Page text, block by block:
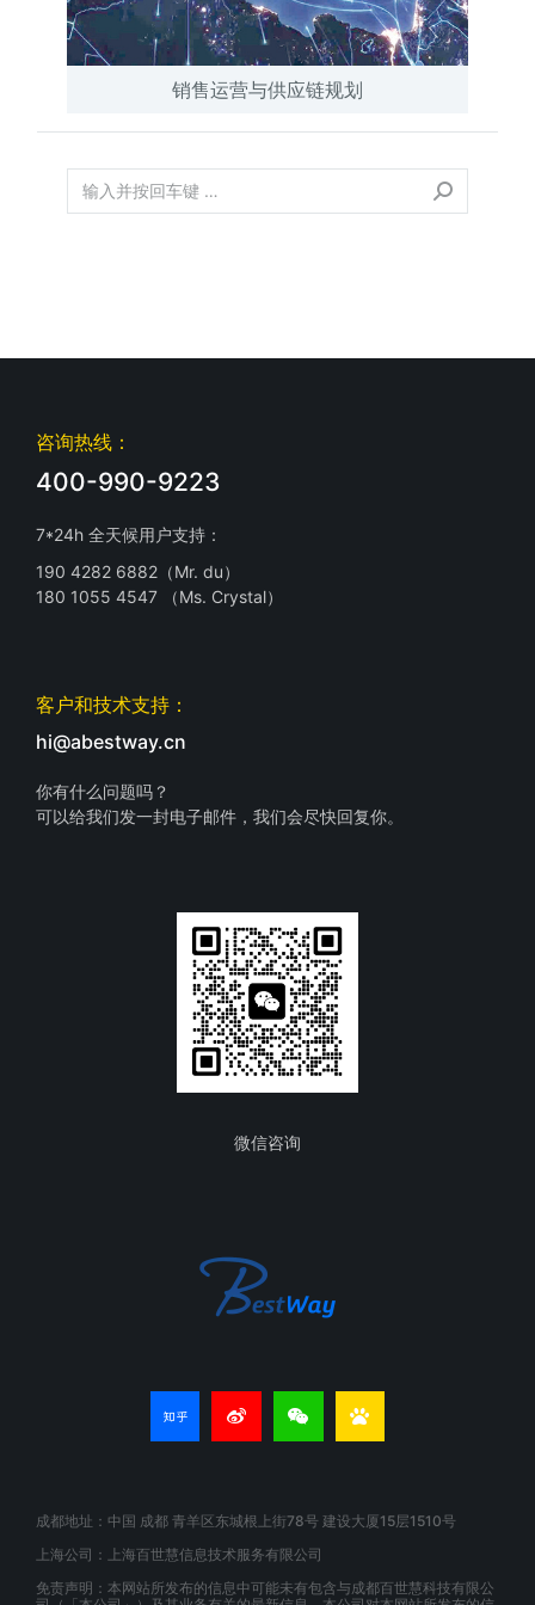
销售运营与供应链规划
咨询热线：
400-990-9223
7*24h 全天候用户支持：
190 4282 6882（Mr. du）
180 1055 4547 （Ms. Crystal）
客户和技术支持：
hi@abestway.cn
你有什么问题吗？
可以给我们发一封电子邮件，我们会尽快回复你。
微信咨询
成都地址：中国 成都 青羊区东城根上街78号 建设大厦15层1510号
上海公司：上海百世慧信息技术服务有限公司
免责声明：本网站所发布的信息中可能未有包含与成都百世慧科技有限公